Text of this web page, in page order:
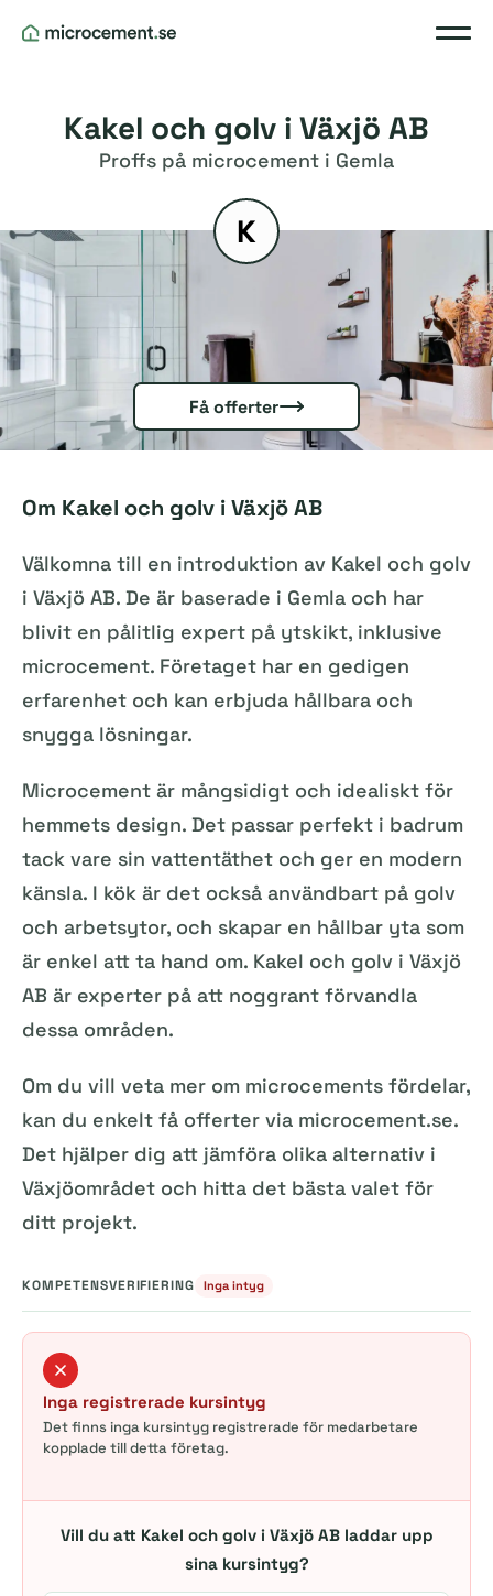
Kakel och golv i Växjö AB
Proffs på microcement i Gemla
K
Få offerter
Om Kakel och golv i Växjö AB
Välkomna till en introduktion av Kakel och golv
i Växjö AB. De är baserade i Gemla och har
blivit en pålitlig expert på ytskikt, inklusive
microcement. Företaget har en gedigen
erfarenhet och kan erbjuda hållbara och
snygga lösningar.
Microcement är mångsidigt och idealiskt för
hemmets design. Det passar perfekt i badrum
tack vare sin vattentäthet och ger en modern
känsla. I kök är det också användbart på golv
och arbetsytor, och skapar en hållbar yta som
är enkel att ta hand om. Kakel och golv i Växjö
AB är experter på att noggrant förvandla
dessa områden.
Om du vill veta mer om microcements fördelar,
kan du enkelt få offerter via microcement.se.
Det hjälper dig att jämföra olika alternativ i
Växjöområdet och hitta det bästa valet för
ditt projekt.
KOMPETENSVERIFIERING Inga intyg
Inga registrerade kursintyg
Det finns inga kursintyg registrerade för medarbetare
kopplade till detta företag.
Vill du att Kakel och golv i Växjö AB laddar upp
sina kursintyg?